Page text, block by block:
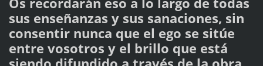
sus enseñanzas y sus sanaciones, sin
consentir nunca que el ego se sitúe
entre vosotros y el brillo que está